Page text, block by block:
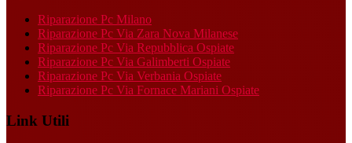
Riparazione Pc Milano
Riparazione Pc Via Zara Nova Milanese
Riparazione Pc Via Repubblica Ospiate
Riparazione Pc Via Galimberti Ospiate
Riparazione Pc Via Verbania Ospiate
Riparazione Pc Via Fornace Mariani Ospiate
Link Utili